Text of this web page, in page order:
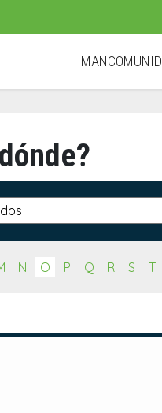
N O P Q R S T